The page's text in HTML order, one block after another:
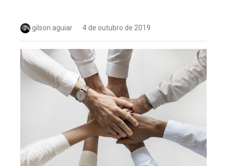
gilson aguiar 4 de outubro de 2019